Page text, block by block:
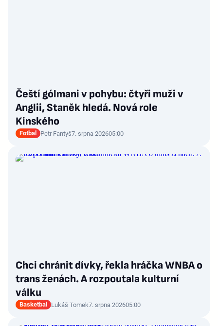
Čeští gólmani v pohybu: čtyři muži v
Anglii, Staněk hledá. Nová role
Kinského
Fotbal Petr Fantyš7. srpna 202605:00
Chci chránit dívky, řekla hráčka WNBA o
trans ženách. A rozpoutala kulturní
válku
Basketbal Lukáš Tomek7. srpna 202605:00